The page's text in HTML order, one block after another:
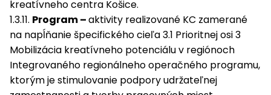
kreatívneho centra Košice.
1.3.11. Program –aktivity realizované KC zamerané
na napĺňanie špecifického cieľa 3.1 Prioritnej osi 3
Mobilizácia kreatívneho potenciálu v regiónoch
Integrovaného regionálneho operačného programu,
ktorým je stimulovanie podpory udržateľnej